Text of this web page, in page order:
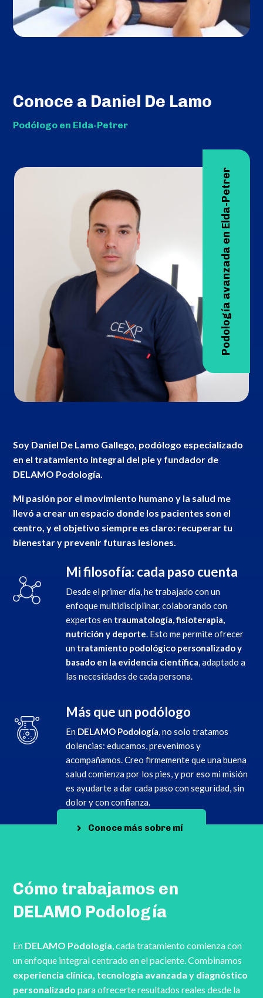
Conoce a Daniel De Lamo
Podólogo en Elda-Petrer
Podología avanzada en Elda-Petrer
Soy Daniel De Lamo Gallego, podólogo especializado
en el tratamiento integral del piey fundador de
DELAMO Podología.
Mi pasión por el movimiento humano y la salud me
llevó a crear un espacio donde los pacientes son el
centro, y el objetivo siempre es claro: recuperar tu
bienestar y prevenir futuras lesiones.
Mi filosofía: cada paso cuenta
Desde el primer día, he trabajado con un
enfoque multidisciplinar, colaborando con
expertos en traumatología, fisioterapia,
nutrición y deporte. Esto me permite ofrecer
un tratamiento podológico personalizado y
basado en la evidencia científica, adaptado a
las necesidades de cada persona.
Más que un podólogo
En DELAMO Podología, no solo tratamos
dolencias: educamos, prevenimos y
acompañamos. Creo firmemente que una buena
salud comienza por los pies, y por eso mi misión
es ayudarte a dar cada paso con seguridad, sin
dolor y con confianza.
Conoce más sobre mí
Cómo trabajamos en
DELAMO Podología
En DELAMO Podología, cada tratamiento comienza con
un enfoque integral centrado en el paciente. Combinamos
experiencia clínica, tecnología avanzada y diagnóstico
personalizado para ofrecerte resultados reales desde la